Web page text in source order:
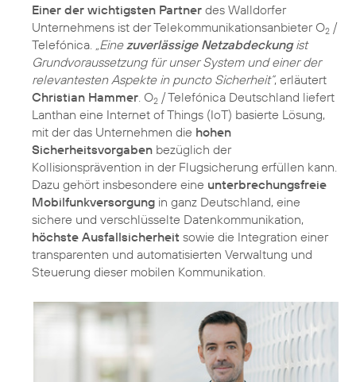
Einer der wichtigsten Partner des Walldorfer
Unternehmens ist der Telekommunikationsanbieter O2 /
Telefónica.
„Eine zuverlässige Netzabdeckungist
Grundvoraussetzung für unser System und einer der
relevantesten Aspekte in puncto Sicherheit“, erläutert
Christian Hammer . O2 / Telefónica Deutschland liefert
Lanthan eine Internet of Things (IoT) basierte Lösung,
mit der das Unternehmen die hohen
Sicherheitsvorgaben bezüglich der
Kollisionsprävention in der Flugsicherung erfüllen kann.
Dazu gehört insbesondere eine unterbrechungsfreie
Mobilfunkversorgung in ganz Deutschland, eine
sichere und verschlüsselte Datenkommunikation,
höchste Ausfallsicherheit sowie die Integration einer
transparenten und automatisierten Verwaltung und
Steuerung dieser mobilen Kommunikation.